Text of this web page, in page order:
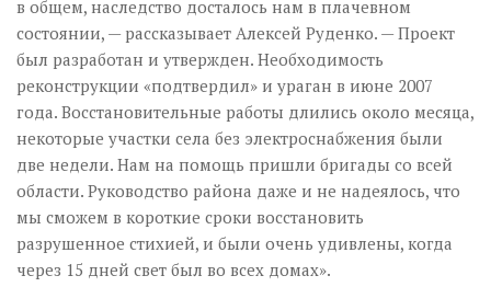
в общем, наследство досталось нам в плачевном
состоянии, — рассказывает Алексей Руденко. — Проект
был разработан и утвержден. Необходимость
реконструкции «подтвердил» и ураган в июне 2007
года. Восстановительные работы длились около месяца,
некоторые участки села без электроснабжения были
две недели. Нам на помощь пришли бригады со всей
области. Руководство района даже и не надеялось, что
мы сможем в короткие сроки восстановить
разрушенное стихией, и были очень удивлены, когда
через 15 дней свет был во всех домах».